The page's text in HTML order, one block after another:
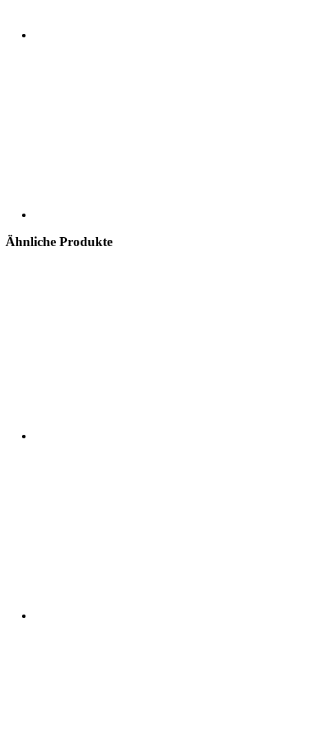
Ähnliche Produkte